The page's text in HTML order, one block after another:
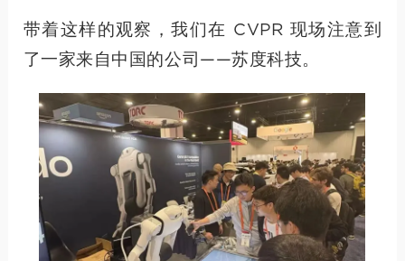
带着这样的观察，我们在 CVPR 现场注意到
了一家来自中国的公司——苏度科技。